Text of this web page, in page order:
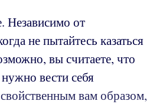
Независимо от
не пытайтесь казаться
вы считаете, что
вести себя
вам образом,